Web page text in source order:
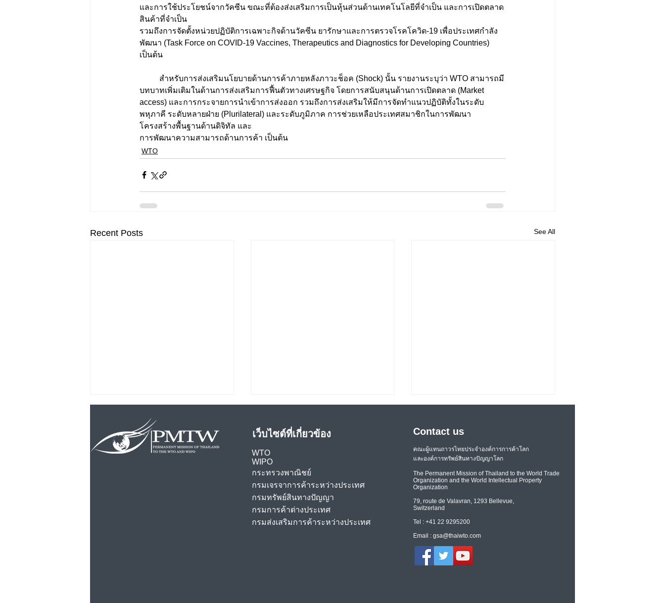
และการใช้ประโยชน์จากวัคซีน ขณะที่ต้องส่งเสริมการเป็นหุ้นส่วนด้านเทคโนโลยีที่จำเป็น และการเปิดตลาด
สินค้าที่จำเป็น
รวมถึงการจัดตั้งหน่วยปฏิบัติการเฉพาะกิจด้านวัคซีน ยารักษาและการตรวจโรคโควิด-19 เพื่อประเทศกำลัง
พัฒนา (Task Force on COVID-19 Vaccines, Therapeutics and Diagnostics for Developing Countries)
เป็นต้น
บทบาทเพิ่มเติมในด้านการส่งเสริมการฟื้นตัวทางเศรษฐกิจ โดยการสนับสนุนด้านการเปิดตลาด (Market
access) และการกระจายการนำเข้าการส่งออก รวมถึงการส่งเสริมให้มีการจัดทำแนวปฏิบัติทั้งในระดับ
พหุภาคี ระดับหลายฝ่าย (Plurilateral) และระดับภูมิภาค การช่วยเหลือประเทศสมาชิกในการพัฒนา
โครงสร้างพื้นฐานด้านดิจิทัล และ
การพัฒนาความสามารถด้านการค้า เป็นต้น
WTO
Recent Posts See All
องค์กรระหว่างประเทศหารือถึง
วิธีปรับปรุงการเข้าถึงวัคซีน
ป้องกันโควิดและปรับปรุง
บริการดิจิทัล สนับสนุนการฟื้น
ตัวของภาคบริการในไตรมาสที่
3 ของปี 2564
เว็บไซต์ที่เกี่ยวข้อง
WTO
WIPO
กระทรวงพาณิชย์
กรมเจรจาการค้าระหว่างประเทศ
กรมทรัพย์สินทางปัญญา
กรมการค้าต่างประเทศ
กรมส่งเสริมการค้าระหว่างประเทศ
Contact us
คณะผู้แทนถาวรไทยประจำองค์การการค้าโลก
และองค์การทรัพย์สินทางปัญญาโลก
The Permanent Mission of Thailand to the World Trade
Organization and the World Intellectual Property
Organization
79, route de Valavran, 1293 Bellevue,
Switzerland
Tel : +41 22 9295200
Email : gsa@thaiwto.com